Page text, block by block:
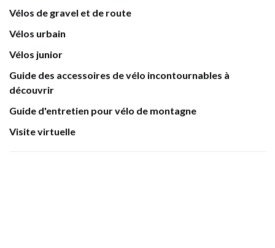
Vélos de gravel et de route
Vélos urbain
Vélos junior
Guide des accessoires de vélo incontournables à
découvrir
Guide d'entretien pour vélo de montagne
Visite virtuelle